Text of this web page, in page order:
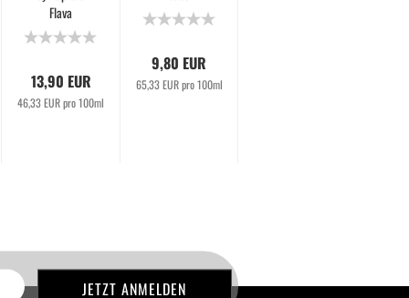
Flava
13,90 EUR
46,33 EUR pro 100ml
9,80 EUR
65,33 EUR pro 100ml